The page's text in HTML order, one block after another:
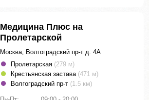
Медицина Плюс на
Пролетарской
Москва, Волгоградский пр-т д. 4А
Пролетарская (279 м)
Крестьянская застава (471 м)
Волгоградский пр-т (1.5 км)